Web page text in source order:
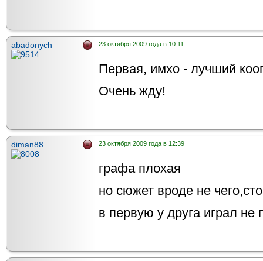
abadonych 23 октября 2009 года в 10:11
Первая, имхо - лучший
Очень жду!
diman88 23 октября 2009 года в 12:39
графа плохая
но сюжет вроде не
в первую у друга играл не